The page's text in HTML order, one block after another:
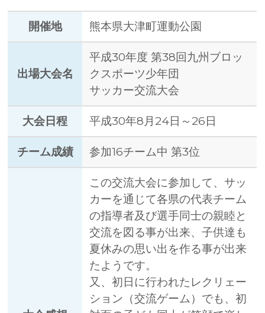
開催地 熊本県大津町運動公園
出場大会名
平成30年度 第38回九州ブロッ
クスポーツ少年団
サッカー交流大会
大会日程 平成30年8月24日～26日
チーム成績 参加16チーム中 第3位
この交流大会に参加して、サッ
カーを通じて各県の代表チーム
の指導者及び選手同士の親睦と
交流を図る事が出来、子供達も
夏休みの思い出を作る事が出来
たようです。
又、初日に行われたレクリェー
ション（交流ゲーム）でも、初